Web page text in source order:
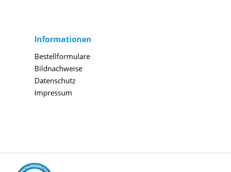
Informationen
Bestellformulare
Bildnachweise
Datenschutz
Impressum